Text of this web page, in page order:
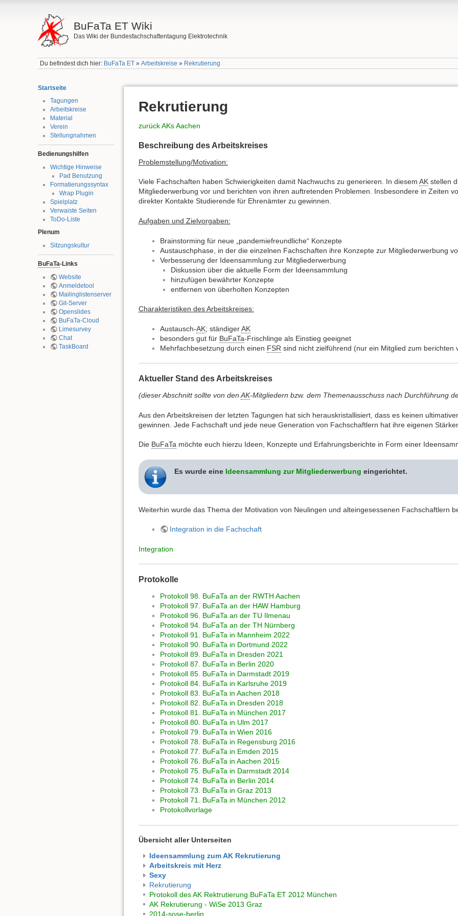
BuFaTa ET Wiki
Das Wiki der Bundesfachschaftentagung Elektrotechnik
Du befindest dich hier: BuFaTa ET» Arbeitskreise » Rekrutierung
Startseite
Tagungen
Arbeitskreise
Material
Verein
Stellungnahmen
Bedienungshilfen
Wichtige Hinweise
Pad Benutzung
Formatierungssyntax
Wrap Plugin
Spielplatz
Verwaiste Seiten
ToDo-Liste
Plenum
Sitzungskultur
BuFaTa-Links
Website
Anmeldetool
Mailinglistenserver
Git-Server
Openslides
BuFaTa-Cloud
Limesurvey
Chat
TaskBoard
Rekrutierung
zurück AKs Aachen
Beschreibung des Arbeitskreises
Problemstellung/Motivation:
Viele Fachschaften haben Schwierigkeiten damit Nachwuchs zu generieren. In diesem AKstellen
Mitgliederwerbung vor und berichten von ihren auftretenden Problemen. Insbesondere in Zeiten
direkter Kontakte Studierende für Ehrenämter zu gewinnen.
Aufgaben und Zielvorgaben:
Brainstorming für neue „pandemiefreundliche“ Konzepte
Austauschphase, in der die einzelnen Fachschaften ihre Konzepte zur Mitgliederwerbung
Verbesserung der Ideensammlung zur Mitgliederwerbung
Diskussion über die aktuelle Form der Ideensammlung
hinzufügen bewährter Konzepte
entfernen von überholten Konzepten
Charakteristiken des Arbeitskreises:
Austausch-AK; ständigerAK
besonders gut für BuFaTa-Frischlinge als Einstieg geeignet
Mehrfachbesetzung durch einen FSR sind nicht zielführend (nur ein Mitglied zum berichten
Aktueller Stand des Arbeitskreises
(dieser Abschnitt sollte von den AK-Mitgliedern bzw. dem Themenausschuss nach Durchführung
Aus den Arbeitskreisen der letzten Tagungen hat sich herauskristallisiert, dass es keinen
gewinnen. Jede Fachschaft und jede neue Generation von Fachschaftlern hat ihre eigenen
Die BuFaTa möchte euch hierzu Ideen, Konzepte und Erfahrungsberichte in Form einer
Es wurde eine Ideensammlung zur Mitgliederwerbung eingerichtet.
Weiterhin wurde das Thema der Motivation von Neulingen und alteingesessenen Fachschaftlern
Integration in die Fachschaft
Integration
Protokolle
Protokoll 98. BuFaTa an der RWTH Aachen
Protokoll 97. BuFaTa an der HAW Hamburg
Protokoll 96. BuFaTa an der TU Ilmenau
Protokoll 94. BuFaTa an der TH Nürnberg
Protokoll 91. BuFaTa in Mannheim 2022
Protokoll 90. BuFaTa in Dortmund 2022
Protokoll 89. BuFaTa in Dresden 2021
Protokoll 87. BuFaTa in Berlin 2020
Protokoll 85. BuFaTa in Darmstadt 2019
Protokoll 84. BuFaTa in Karlsruhe 2019
Protokoll 83. BuFaTa in Aachen 2018
Protokoll 82. BuFaTa in Dresden 2018
Protokoll 81. BuFaTa in München 2017
Protokoll 80. BuFaTa in Ulm 2017
Protokoll 79. BuFaTa in Wien 2016
Protokoll 78. BuFaTa in Regensburg 2016
Protokoll 77. BuFaTa in Emden 2015
Protokoll 76. BuFaTa in Aachen 2015
Protokoll 75. BuFaTa in Darmstadt 2014
Protokoll 74. BuFaTa in Berlin 2014
Protokoll 73. BuFaTa in Graz 2013
Protokoll 71. BuFaTa in München 2012
Protokollvorlage
Übersicht aller Unterseiten
Ideensammlung zum AK Rekrutierung
Arbeitskreis mit Herz
Sexy
Rekrutierung
Protokoll des AK Rektrutierung BuFaTa ET 2012 München
AK Rekrutierung - WiSe 2013 Graz
2014-sose-berlin